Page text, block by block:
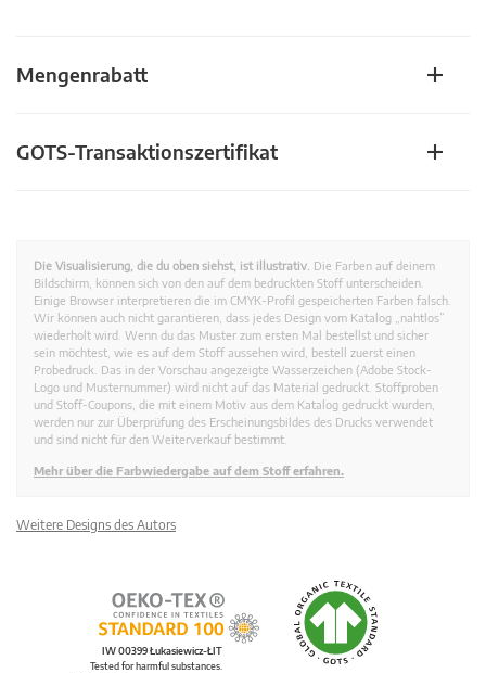
Mengenrabatt
GOTS-Transaktionszertifikat
Die Visualisierung, die du oben siehst, ist illustrativ. Die Farben auf deinem
Bildschirm, können sich von den auf dem bedruckten Stoff unterscheiden.
Einige Browser interpretieren die im CMYK-Profil gespeicherten Farben falsch.
Wir können auch nicht garantieren, dass jedes Design vom Katalog „nahtlos”
wiederholt wird. Wenn du das Muster zum ersten Mal bestellst und sicher
sein möchtest, wie es auf dem Stoff aussehen wird, bestell zuerst einen
Probedruck. Das in der Vorschau angezeigte Wasserzeichen (Adobe Stock-
Logo und Musternummer) wird nicht auf das Material gedruckt. Stoffproben
und Stoff-Coupons, die mit einem Motiv aus dem Katalog gedruckt wurden,
werden nur zur Überprüfung des Erscheinungsbildes des Drucks verwendet
und sind nicht für den Weiterverkauf bestimmt.
Mehr über die Farbwiedergabe auf dem Stoff erfahren.
Weitere Designs des Autors
IW 00399 Łukasiewicz-ŁIT
Tested for harmful substances.